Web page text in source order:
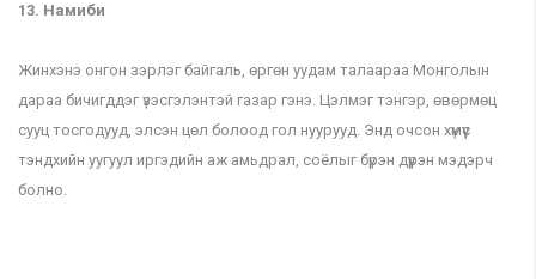
13. Намиби
Жинхэнэ онгон зэрлэг байгаль, өргөн уудам талаараа Монголын
дараа бичигддэг үзэсгэлэнтэй газар гэнэ. Цэлмэг тэнгэр, өвөрмөц
сууц тосгодууд, элсэн цөл болоод гол нуурууд. Энд очсон хүмүүс
тэндхийн уугуул иргэдийн аж амьдрал, соёлыг бүрэн дүүрэн мэдэрч
болно.